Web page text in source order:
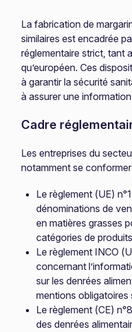
La fabrication de
similaires est encadrée
réglementaire strict, tant
qu’européen. Ces
à garantir la sécurité
à assurer une
Cadre
Les entreprises du
notamment se
Le règlement (UE)
dénominations de
en matières grasses
catégories de produits
Le règlement INCO
concernant
sur les denrées
mentions obligatoires
Le règlement (CE)
des denrées